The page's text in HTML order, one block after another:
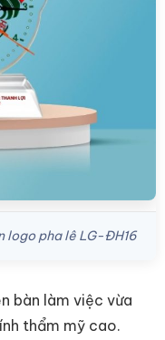
logo pha lê LG-ĐH16
bàn làm việc vừa
thẩm mỹ cao.